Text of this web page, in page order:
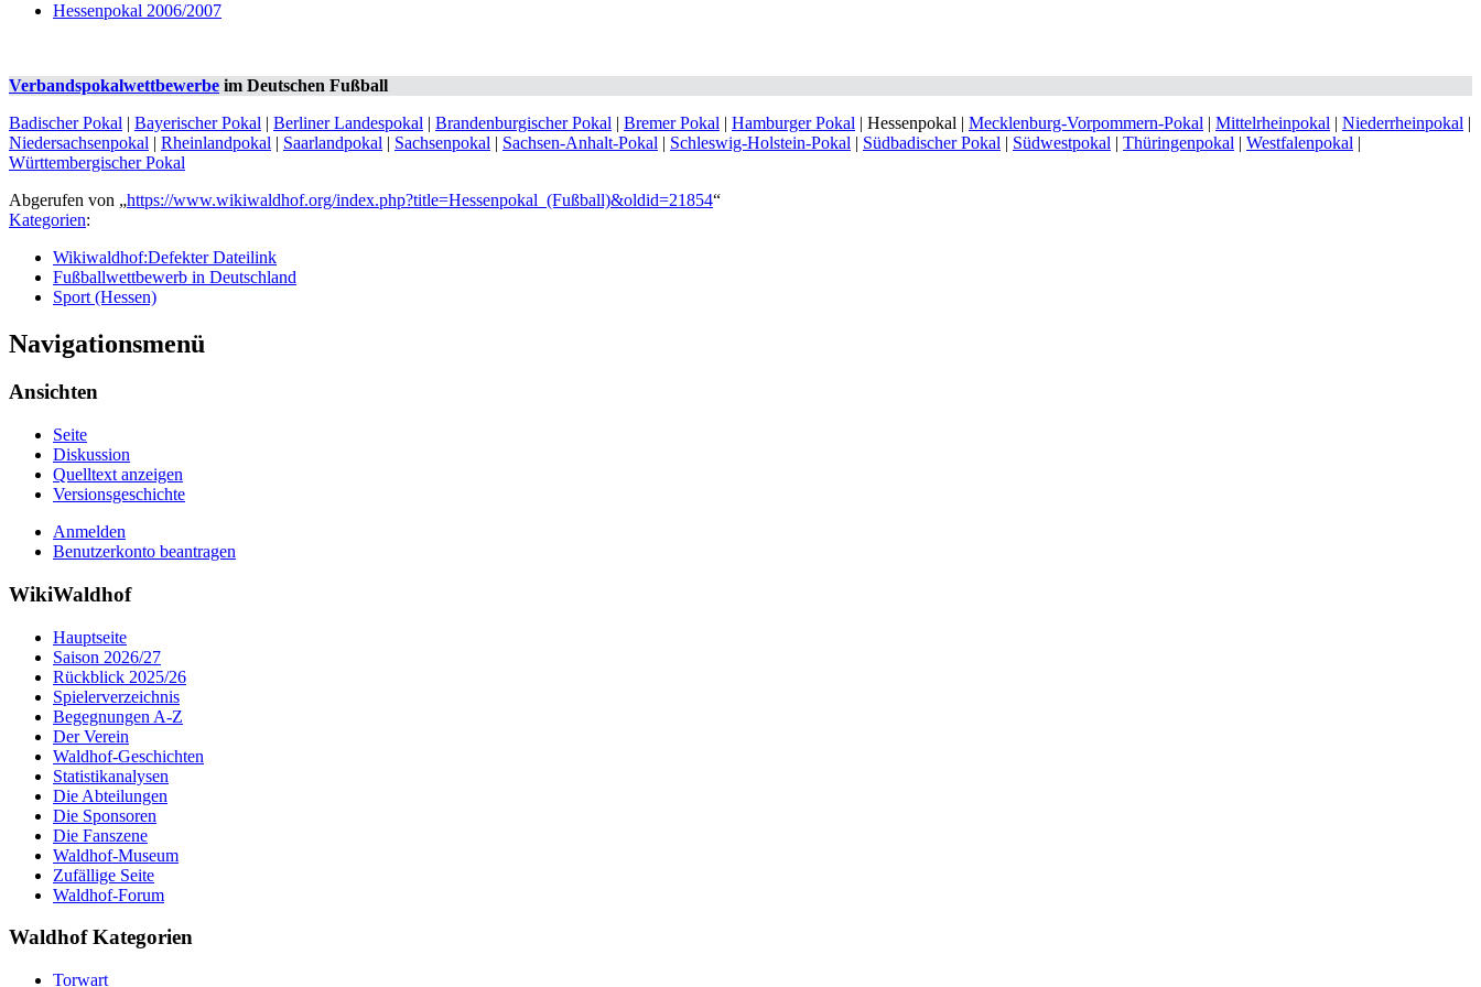
Hessenpokal 2006/2007
Verbandspokalwettbewerbe im Deutschen Fußball
Badischer Pokal | Bayerischer Pokal | Berliner Landespokal | Brandenburgischer Pokal | Bremer Pokal | Hamburger Pokal | Hessenpokal | Mecklenburg-Vorpommern-Pokal | Mittelrheinpokal | Niederrheinpokal |
Niedersachsenpokal | Rheinlandpokal | Saarlandpokal | Sachsenpokal | Sachsen-Anhalt-Pokal | Schleswig-Holstein-Pokal | Südbadischer Pokal | Südwestpokal | Thüringenpokal | Westfalenpokal |
Württembergischer Pokal
Abgerufen von „https://www.wikiwaldhof.org/index.php?title=Hessenpokal_(Fußball)&oldid=21854“
Kategorien:
Wikiwaldhof:Defekter Dateilink
Fußballwettbewerb in Deutschland
Sport (Hessen)
Navigationsmenü
Ansichten
Seite
Diskussion
Quelltext anzeigen
Versionsgeschichte
Anmelden
Benutzerkonto beantragen
WikiWaldhof
Hauptseite
Saison 2026/27
Rückblick 2025/26
Spielerverzeichnis
Begegnungen A-Z
Der Verein
Waldhof-Geschichten
Statistikanalysen
Die Abteilungen
Die Sponsoren
Die Fanszene
Waldhof-Museum
Zufällige Seite
Waldhof-Forum
Waldhof Kategorien
Torwart